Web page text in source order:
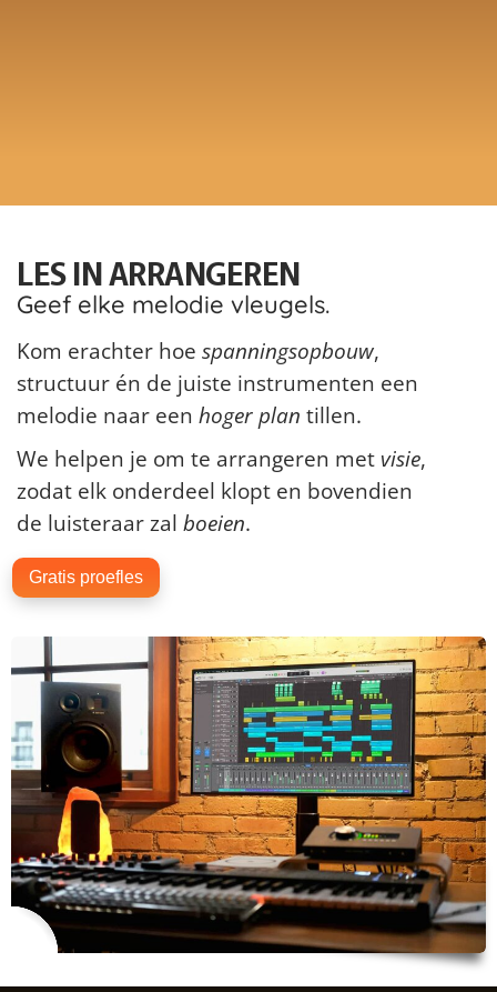
LES IN ARRANGEREN
Geef elke melodie vleugels.
Kom erachter hoe spanningsopbouw,
structuur én de juiste instrumenten een
melodie naar een hoger plan tillen.
We helpen je om te arrangeren met visie,
zodat elk onderdeel klopt en bovendien
de luisteraar zal boeien.
Gratis proefles